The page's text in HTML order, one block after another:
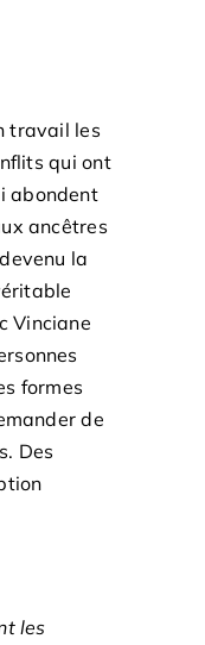
travail les
qui ont
abondent
ancêtres
la
Vinciane
formes
de
Des
les